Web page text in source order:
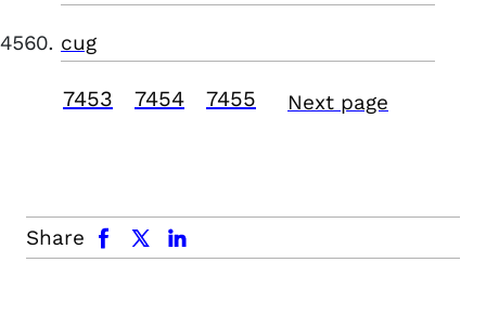
cug
7453 7454 7455 Next page
Share
facebook x.com linkedin